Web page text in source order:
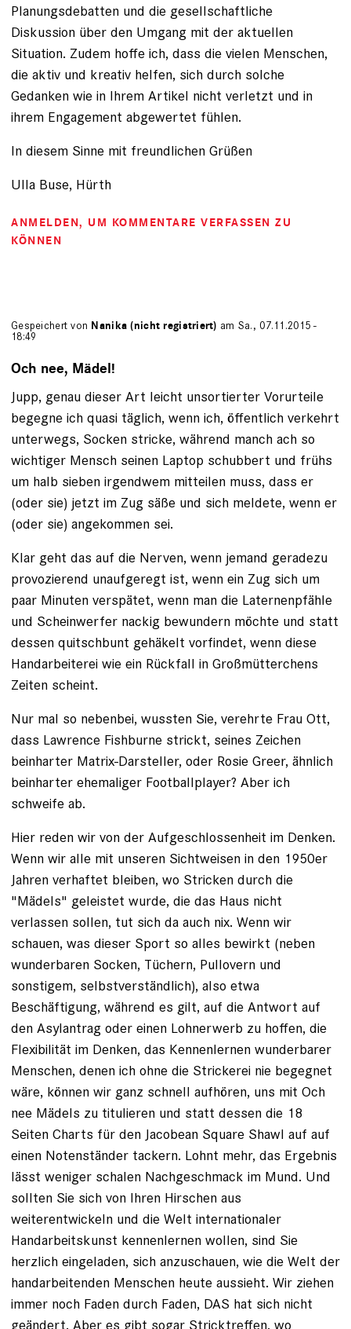
Planungsdebatten und die gesellschaftliche
Diskussion über den Umgang mit der aktuellen
Situation. Zudem hoffe ich, dass die vielen Menschen,
die aktiv und kreativ helfen, sich durch solche
Gedanken wie in Ihrem Artikel nicht verletzt und in
ihrem Engagement abgewertet fühlen.
In diesem Sinne mit freundlichen Grüßen
Ulla Buse, Hürth
ANMELDEN, UM KOMMENTARE VERFASSEN ZU
KÖNNEN
Gespeichert von Nanika (nicht registriert) am Sa., 07.11.2015 -
18:49
Och nee, Mädel!
Jupp, genau dieser Art leicht unsortierter Vorurteile
begegne ich quasi täglich, wenn ich, öffentlich verkehrt
unterwegs, Socken stricke, während manch ach so
wichtiger Mensch seinen Laptop schubbert und frühs
um halb sieben irgendwem mitteilen muss, dass er
(oder sie) jetzt im Zug säße und sich meldete, wenn er
(oder sie) angekommen sei.
Klar geht das auf die Nerven, wenn jemand geradezu
provozierend unaufgeregt ist, wenn ein Zug sich um
paar Minuten verspätet, wenn man die Laternenpfähle
und Scheinwerfer nackig bewundern möchte und statt
dessen quitschbunt gehäkelt vorfindet, wenn diese
Handarbeiterei wie ein Rückfall in Großmütterchens
Zeiten scheint.
Nur mal so nebenbei, wussten Sie, verehrte Frau Ott,
dass Lawrence Fishburne strickt, seines Zeichen
beinharter Matrix-Darsteller, oder Rosie Greer, ähnlich
beinharter ehemaliger Footballplayer? Aber ich
schweife ab.
Hier reden wir von der Aufgeschlossenheit im Denken.
Wenn wir alle mit unseren Sichtweisen in den 1950er
Jahren verhaftet bleiben, wo Stricken durch die
"Mädels" geleistet wurde, die das Haus nicht
verlassen sollen, tut sich da auch nix. Wenn wir
schauen, was dieser Sport so alles bewirkt (neben
wunderbaren Socken, Tüchern, Pullovern und
sonstigem, selbstverständlich), also etwa
Beschäftigung, während es gilt, auf die Antwort auf
den Asylantrag oder einen Lohnerwerb zu hoffen, die
Flexibilität im Denken, das Kennenlernen wunderbarer
Menschen, denen ich ohne die Strickerei nie begegnet
wäre, können wir ganz schnell aufhören, uns mit Och
nee Mädels zu titulieren und statt dessen die 18
Seiten Charts für den Jacobean Square Shawl auf auf
einen Notenständer tackern. Lohnt mehr, das Ergebnis
lässt weniger schalen Nachgeschmack im Mund. Und
sollten Sie sich von Ihren Hirschen aus
weiterentwickeln und die Welt internationaler
Handarbeitskunst kennenlernen wollen, sind Sie
herzlich eingeladen, sich anzuschauen, wie die Welt der
handarbeitenden Menschen heute aussieht. Wir ziehen
immer noch Faden durch Faden, DAS hat sich nicht
geändert. Aber es gibt sogar Stricktreffen, wo